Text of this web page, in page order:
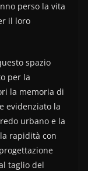
perso la vita
il loro
spazio
per la
la memoria di
evidenziato la
urbano e la
rapidità con
taglio del